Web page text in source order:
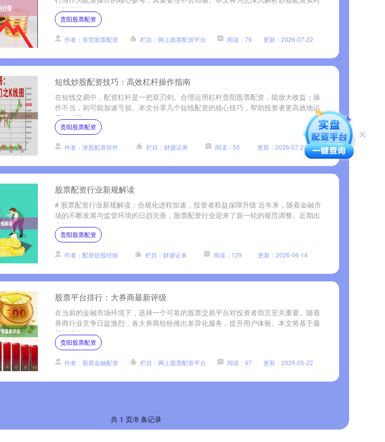
行情的获....
贵阳股票配资
作者：东莞股票配资 栏目：网上股票配资平台 阅读：79 更新：2026-07-22
短线炒股配资技巧：高效杠杆操作指南
在短线交易中，配资杠杆是一把双刃剑。合理运用杠杆贵阳股票配资，能放大收益；操
作不当，则可能加速亏损。本文分享几个短线配资的核心技巧，帮助投资者更高效地运
用杠杆工....
贵阳股票配资
作者：港股配资软件 栏目：财盛证券 阅读：55 更新：2026-07-22
股票配资行业新规解读
# 股票配资行业新规解读：合规化进程加速，投资者权益保障升级 近年来，随着金融市
场的不断发展与监管环境的日趋完善，股票配资行业迎来了新一轮的规范调整。近期出
台的....
贵阳股票配资
作者：配资炒股经验 栏目：财盛证券 阅读：129 更新：2026-06-14
股票平台排行：大券商最新评级
在当前的金融市场环境下，选择一个可靠的股票交易平台对投资者而言至关重要。随着
券商行业竞争日益激烈，各大券商纷纷推出差异化服务，提升用户体验。本文将基于最
新评级数....
贵阳股票配资
作者：股票金融配资 栏目：网上股票配资平台 阅读：97 更新：2026-05-22
共 1 页/8 条记录